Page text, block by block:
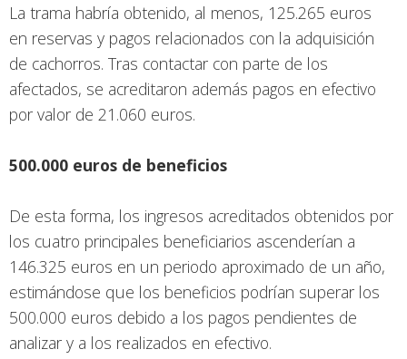
La trama habría obtenido, al menos, 125.265 euros
en reservas y pagos relacionados con la adquisición
de cachorros. Tras contactar con parte de los
afectados, se acreditaron además pagos en efectivo
por valor de 21.060 euros.
500.000 euros de beneficios
De esta forma, los ingresos acreditados obtenidos por
los cuatro principales beneficiarios ascenderían a
146.325 euros en un periodo aproximado de un año,
estimándose que los beneficios podrían superar los
500.000 euros debido a los pagos pendientes de
analizar y a los realizados en efectivo.